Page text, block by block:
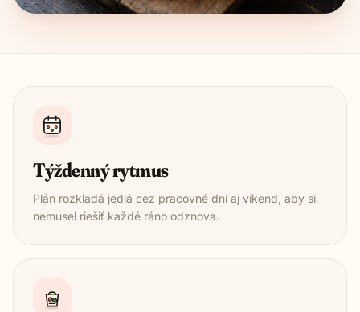
Týždenný rytmus
Plán rozkladá jedlá cez pracovné dni aj víkend, aby si
nemusel riešiť každé ráno odznova.